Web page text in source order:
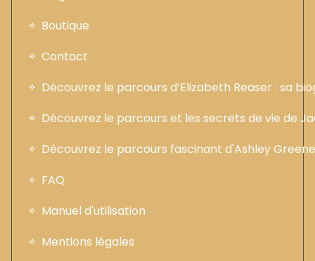
Boutique
Contact
Découvrez le parcours d’Elizabeth Reaser : sa
Découvrez le parcours et les secrets de vie de
Découvrez le parcours fascinant d'Ashley
FAQ
Manuel d'utilisation
Mentions légales